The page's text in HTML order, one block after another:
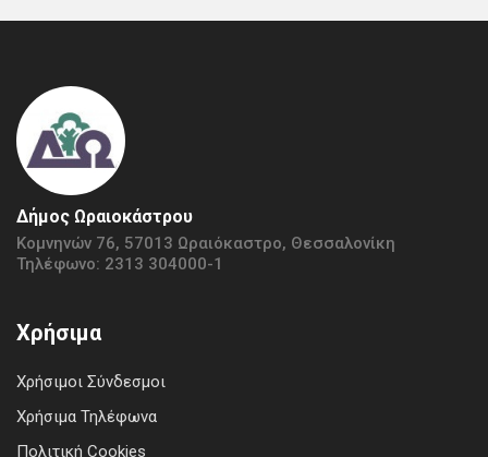
Δήμος Ωραιοκάστρου
Κομνηνών 76, 57013 Ωραιόκαστρο, Θεσσαλονίκη
Τηλέφωνο: 2313 304000-1
Χρήσιμα
Χρήσιμοι Σύνδεσμοι
Χρήσιμα Τηλέφωνα
Πολιτική Cookies